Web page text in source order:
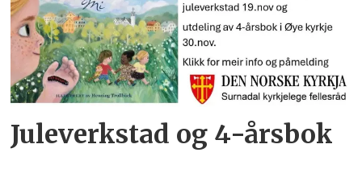
Juleverkstad og 4-årsbok